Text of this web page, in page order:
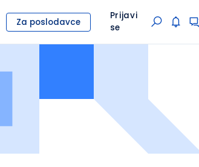
Za poslodavce
Prijavi
se